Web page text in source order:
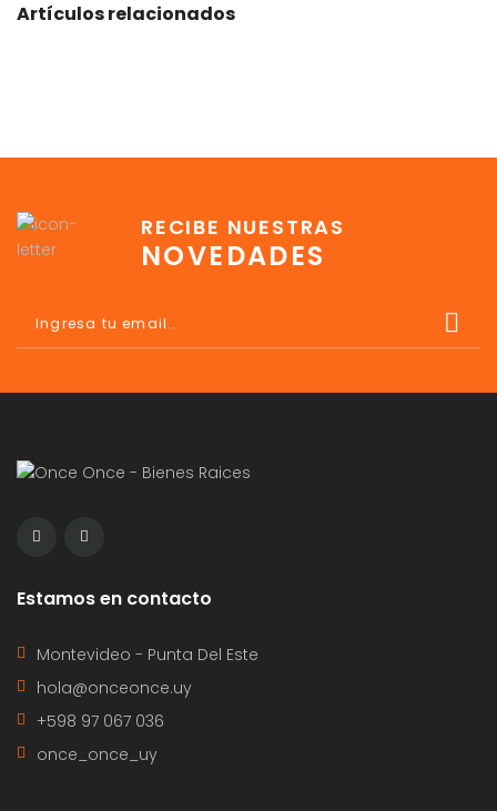
Artículos relacionados
RECIBE NUESTRAS
NOVEDADES
Estamos en contacto
Montevideo - Punta Del Este
hola@onceonce.uy
+598 97 067 036
once_once_uy